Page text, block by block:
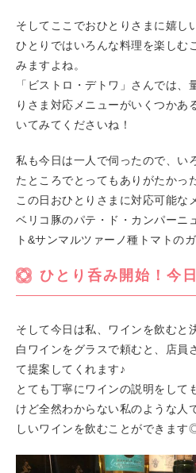
そしてここでおひとりさまに嬉し
ひとりではいろんな料理を楽しむ
みますよね。
「ビストロ・デトワ」さんでは、
りさま対応メニューがいくつかあ
いてみてくださいね！
私も今日は一人で伺ったので、い
たところでとってもありがたかっ
この日おひとりさまに対応可能な
ベリコ豚のパテ・ド・カンパーニ
ト&サンマルツァーノ種トマトの
ひとり呑み開始！今
そして今日は私、ワインを飲むと
白ワインをグラスで頼むと、店員
て提案してくれます♪
とても丁寧にワインの説明をして
けど全然わからない私のような人
しいワインを飲むことができます